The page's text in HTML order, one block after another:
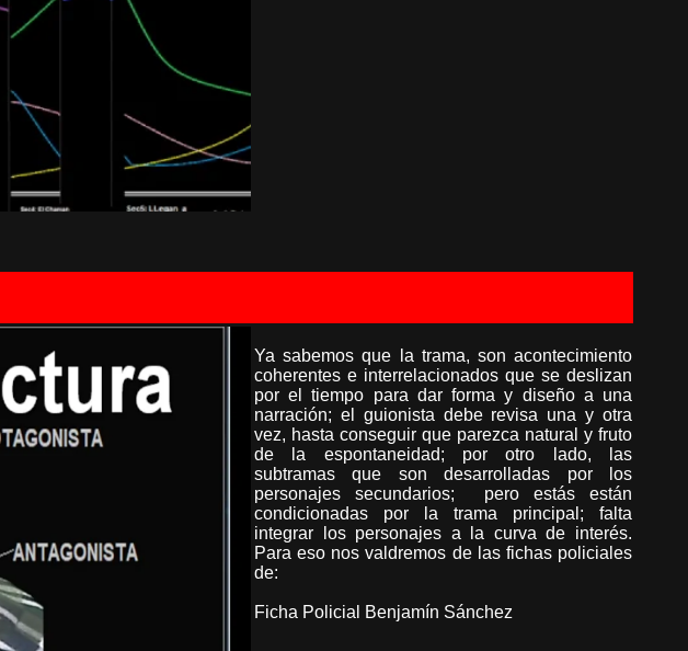
Ya sabemos que la trama, son acontecimiento
coherentes e interrelacionados que se deslizan
por el tiempo para dar forma y diseño a una
narración; el guionista debe revisa una y otra
vez, hasta conseguir que parezca natural y fruto
de la espontaneidad; por otro lado, las
subtramas que son desarrolladas por los
personajes secundarios; pero estás están
condicionadas por la trama principal; falta
integrar los personajes a la curva de interés.
Para eso nos valdremos de las fichas policiales
de:
Ficha Policial Benjamín Sánchez